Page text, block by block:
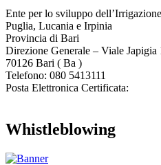
Ente per lo sviluppo
Puglia, Lucania e Irpinia
Provincia di Bari
Direzione Generale – Viale Japigia
70126 Bari ( Ba )
Telefono: 080 5413111
Posta Elettronica Certificata:
Whistleblowing